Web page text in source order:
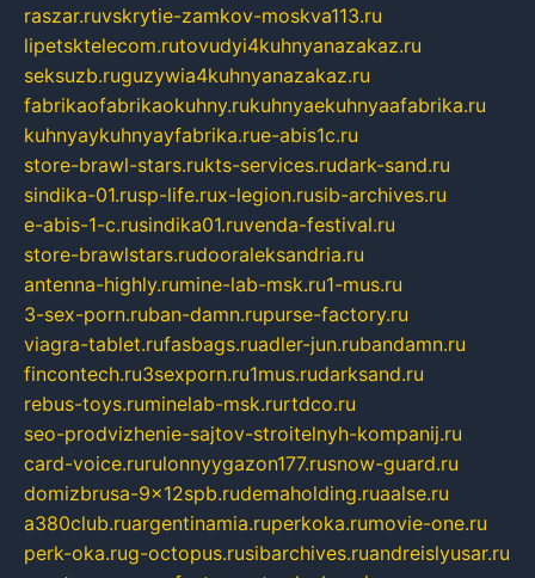
raszar.ruvskrytie-zamkov-moskva113.ru
lipetsktelecom.rutovudyi4kuhnyanazakaz.ru
seksuzb.ruguzywia4kuhnyanazakaz.ru
fabrikaofabrikaokuhny.rukuhnyaekuhnyaafabrika.ru
kuhnyaykuhnyayfabrika.rue-abis1c.ru
store-brawl-stars.rukts-services.rudark-sand.ru
sindika-01.rusp-life.rux-legion.rusib-archives.ru
e-abis-1-c.rusindika01.ruvenda-festival.ru
store-brawlstars.rudooraleksandria.ru
antenna-highly.rumine-lab-msk.ru1-mus.ru
3-sex-porn.ruban-damn.rupurse-factory.ru
viagra-tablet.rufasbags.ruadler-jun.rubandamn.ru
fincontech.ru3sexporn.ru1mus.rudarksand.ru
rebus-toys.ruminelab-msk.rurtdco.ru
seo-prodvizhenie-sajtov-stroitelnyh-kompanij.ru
card-voice.rurulonnyygazon177.rusnow-guard.ru
domizbrusa-9x12spb.rudemaholding.ruaalse.ru
a380club.ruargentinamia.ruperkoka.rumovie-one.ru
perk-oka.rug-octopus.rusibarchives.ruandreislyusar.ru